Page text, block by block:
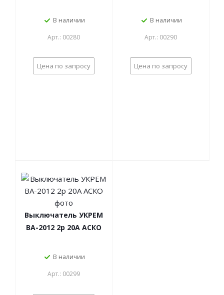
В наличии
Арт.: 00280
Цена по запросу
В наличии
Арт.: 00290
Цена по запросу
Выключатель УКРЕМ
ВА-2012 2р 20А АСКО
В наличии
Арт.: 00299